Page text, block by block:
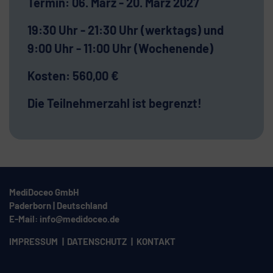
19:30 Uhr - 21:30 Uhr (werktags) und
9:00 Uhr - 11:00 Uhr (Wochenende)
Kosten: 560,00 €
Die Teilnehmerzahl ist begrenzt!
MediDoceo GmbH
Paderborn | Deutschland
E-Mail: info@medidoceo.de
IMPRESSUM DATENSCHUTZ KONTAKT